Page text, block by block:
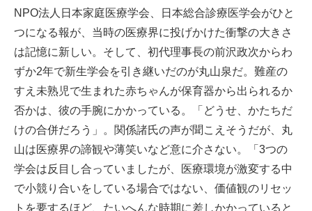
NPO法人日本家庭医療学会、日本総合診療医学会がひと
つになる報が、当時の医療界に投げかけた衝撃の大きさ
は記憶に新しい。そして、初代理事長の前沢政次からわ
ずか2年で新生学会を引き継いだのが丸山泉だ。難産の
すえ未熟児で生まれた赤ちゃんが保育器から出られるか
否かは、彼の手腕にかかっている。「どうせ、かたちだ
けの合併だろう」。関係諸氏の声が聞こえそうだが、丸
山は医療界の諦観や薄笑いなど意に介さない。「3つの
学会は反目し合っていましたが、医療環境が激変する中
で小競り合いをしている場合ではない、価値観のリセッ
トを要するほど、たいへんな時期に差しかかっていると